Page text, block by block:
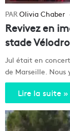
Olivia Chaber
Revivez en
stade
Jul était en
de Marseille. Nous
Lire la suite »